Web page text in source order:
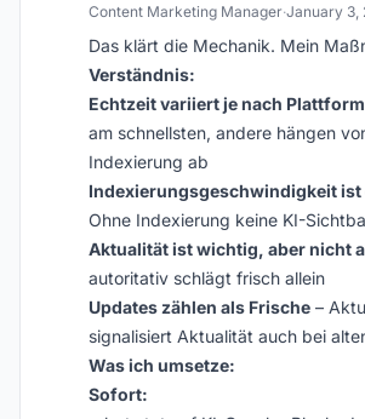
Content Marketing Manager·January 3,
Das klärt die Mechanik. Mein
Verständnis:
Echtzeit variiert je nach Plattform
am schnellsten, andere hängen
Indexierung ab
Indexierungsgeschwindigkeit ist
Ohne Indexierung keine KI-
Aktualität ist wichtig, aber nicht
autoritativ schlägt frisch allein
Updates zählen als Frische –
signalisiert Aktualität auch bei
Was ich umsetze:
Sofort: